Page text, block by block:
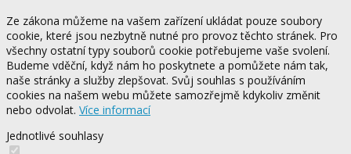
Ze zákona můžeme na vašem zařízení ukládat pouze soubory
cookie, které jsou nezbytně nutné pro provoz těchto stránek. Pro
všechny ostatní typy souborů cookie potřebujeme vaše svolení.
Budeme vděční, když nám ho poskytnete a pomůžete nám tak,
naše stránky a služby zlepšovat. Svůj souhlas s používáním
cookies na našem webu můžete samozřejmě kdykoliv změnit
nebo odvolat. Více informací
Jednotlivé souhlasy